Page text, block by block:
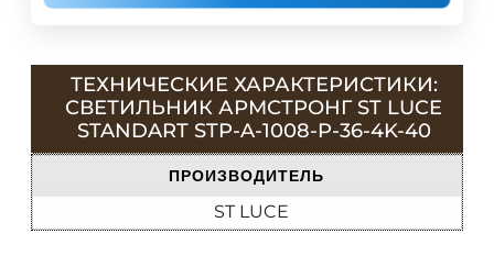
ТЕХНИЧЕСКИЕ ХАРАКТЕРИСТИКИ:
СВЕТИЛЬНИК АРМСТРОНГ ST LUCE
STANDART STP-A-1008-P-36-4K-40
ПРОИЗВОДИТЕЛЬ
ST LUCE